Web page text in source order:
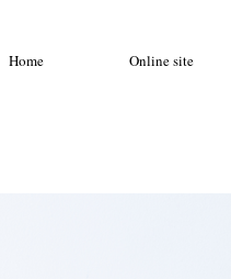
Home Online site